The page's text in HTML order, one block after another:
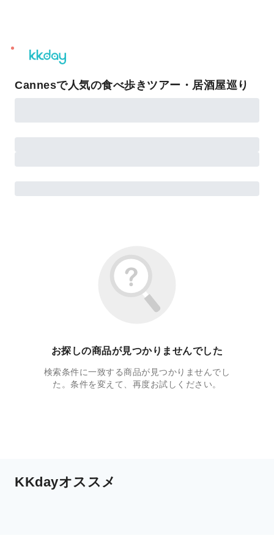
unread
notifications
Cannesで人気の食べ歩きツアー・居酒屋巡り
お探しの商品が見つかりませんでした
検索条件に一致する商品が見つかりませんでし
た。条件を変えて、再度お試しください。
KKdayオススメ